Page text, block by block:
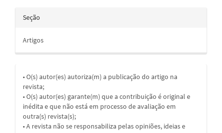
Seção
Artigos
• O(s) autor(es) autoriza(m) a publicação do artigo na
revista;
• O(s) autor(es) garante(m) que a contribuição é original e
inédita e que não está em processo de avaliação em
outra(s) revista(s);
• A revista não se responsabiliza pelas opiniões, ideias e